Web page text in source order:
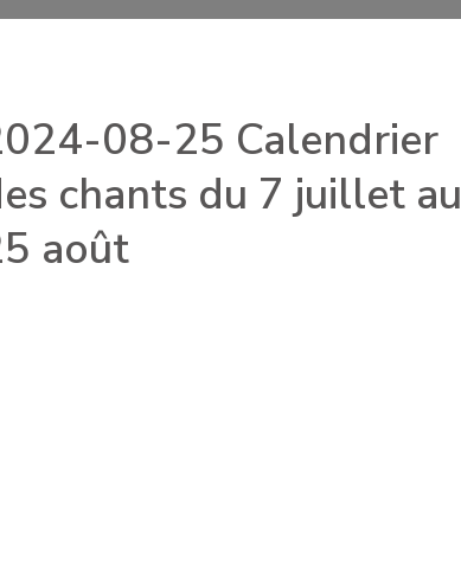
08-25 Calendrier
chants du 7 juillet au
août